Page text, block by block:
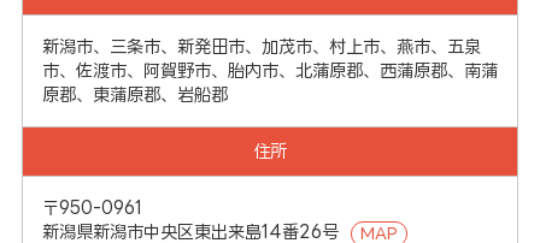
新潟市、三条市、新発田市、加茂市、村上市、燕市、五泉
市、佐渡市、阿賀野市、胎内市、北蒲原郡、西蒲原郡、南蒲
原郡、東蒲原郡、岩船郡
住所
〒950-0961
新潟県新潟市中央区東出来島14番26号
MAP